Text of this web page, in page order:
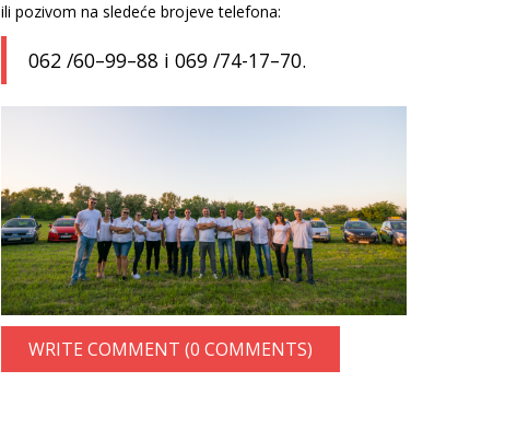
ili pozivom na sledeće brojeve telefona:
062 /60–99–88 i 069 /74-17–70.
WRITE COMMENT (0 COMMENTS)